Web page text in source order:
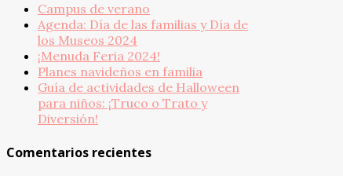
Campus de verano
Agenda: Día de las familias y Día de
los Museos 2024
¡Menuda Feria 2024!
Planes navideños en familia
Guía de actividades de Halloween
para niños: ¡Truco o Trato y
Diversión!
Comentarios recientes